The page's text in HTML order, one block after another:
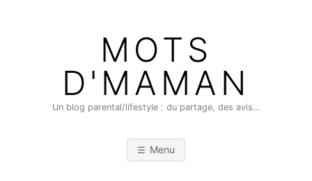
MOTS
D'MAMAN
Un blog parental/lifestyle : du partage, des avis…
Menu